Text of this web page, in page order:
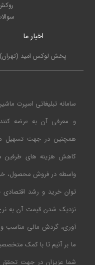
اخبار ما
پخش لوکس امید (تهران)
سامانه تبلیغاتی اسپرت
و معرفی آن به عرضه
همچنین در جهت تسهیل
کاهش هزینه های طرفین
واسطه در فروش محصول،
توان خرید و رشد
نزدیک شدن قیمت آن به
آوری، گردش مالی مناسب و
ما بر آنیم تا با کمک
شما عزیزان در جهت تحقق